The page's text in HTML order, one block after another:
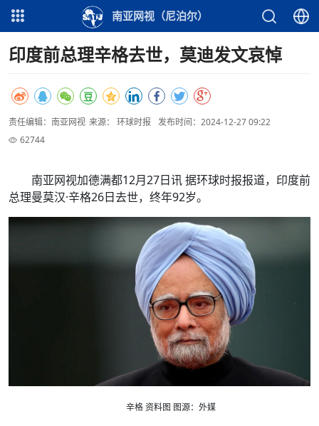
南亚网视（尼泊尔）
印度前总理辛格去世，莫迪发文哀悼
责任编辑：南亚网视 来源： 环球时报
发布时间：2024-12-27 09:22
62744
南亚网视加德满都12月27日讯 据环球时报报道，印度前
总理曼莫汉·辛格26日去世，终年92岁。
辛格 资料图 图源：外媒